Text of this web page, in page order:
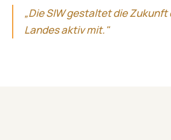
„Die SIW gestaltet die Zukunft
Landes aktiv mit."